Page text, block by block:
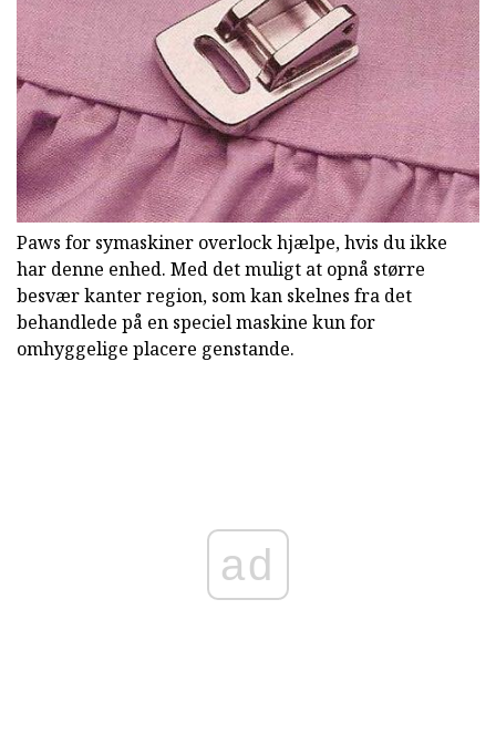
Paws for symaskiner overlock hjælpe, hvis du ikke
har denne enhed. Med det muligt at opnå større
besvær kanter region, som kan skelnes fra det
behandlede på en speciel maskine kun for
omhyggelige placere genstande.
ad